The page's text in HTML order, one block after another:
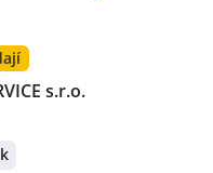
s.r.o.